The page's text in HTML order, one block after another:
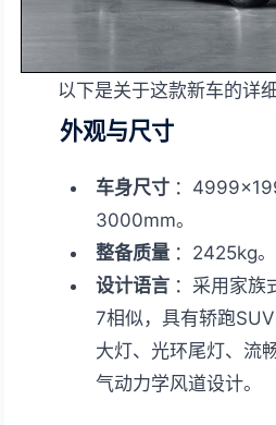
以下是关于这款新车的详
外观与尺寸
车身尺寸 ：
3000mm。
整备质量 ：2425kg。
设计语言 ：采用家族
7相似，具有轿跑
大灯、光环尾灯、流
气动力学风道设计。